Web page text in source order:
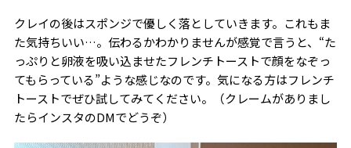
クレイの後はスポンジで優しく落としていきます。これもま
た気持ちいい…。伝わるかわかりませんが感覚で言うと、“た
っぷりと卵液を吸い込ませたフレンチトーストで顔をなぞっ
てもらっている”ような感じなのです。気になる方はフレンチ
トーストでぜひ試してみてください。（クレームがありまし
たらインスタのDMでどうぞ）